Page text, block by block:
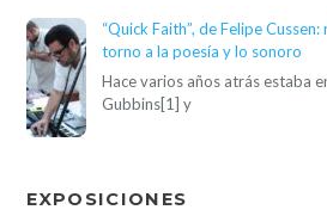
“Quick Faith”, de Felipe
torno a la poesía y lo sonoro
Hace varios años atrás estaba
Gubbins[1] y
EXPOSICIONES